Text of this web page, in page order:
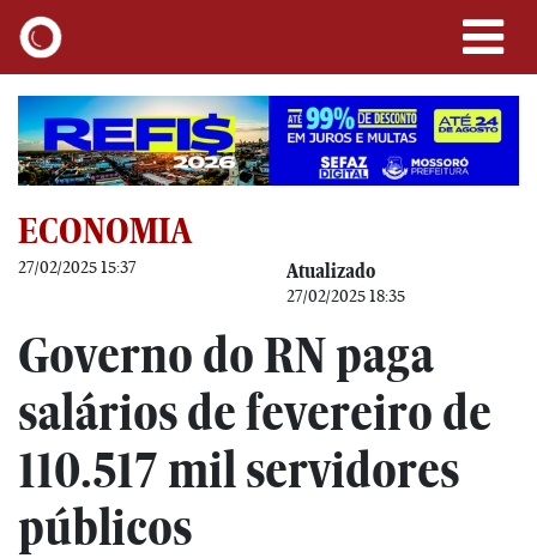
ECONOMIA
27/02/2025 15:37 Atualizado
27/02/2025 18:35
Governo do RN paga
salários de fevereiro de
110.517 mil servidores
públicos